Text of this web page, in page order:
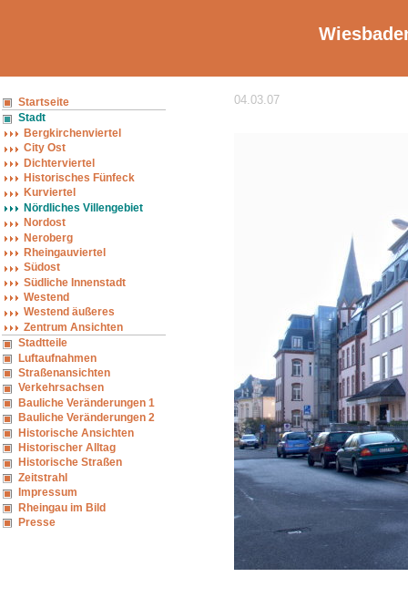
Startseite
Stadt
Bergkirchenviertel
City Ost
Dichterviertel
Historisches Fünfeck
Kurviertel
Nördliches Villengebiet
Nordost
Neroberg
Rheingauviertel
Südost
Südliche Innenstadt
Westend
Westend äußeres
Zentrum Ansichten
Stadtteile
Luftaufnahmen
Straßenansichten
Verkehrsachsen
Bauliche Veränderungen 1
Bauliche Veränderungen 2
Historische Ansichten
Historischer Alltag
Historische Straßen
Zeitstrahl
Impressum
Rheingau im Bild
Presse
04.03.07